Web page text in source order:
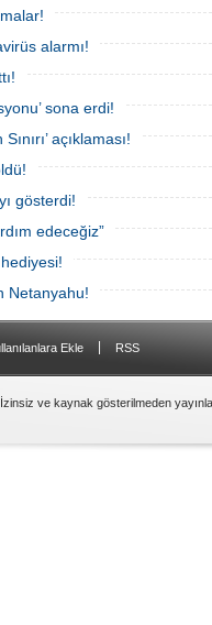
3 günlük bir 'Ateşkes' ilan
duyurdu.
alarmı!
sona erdi!
açıklaması!
gösterdi!
edeceğiz”
Netanyahu!
Ekle RSS
ve kaynak gösterilmeden